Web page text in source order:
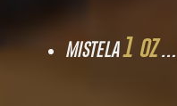
MISTELA 1 oz…